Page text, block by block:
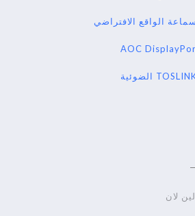
الواقع الافتراضي
لان